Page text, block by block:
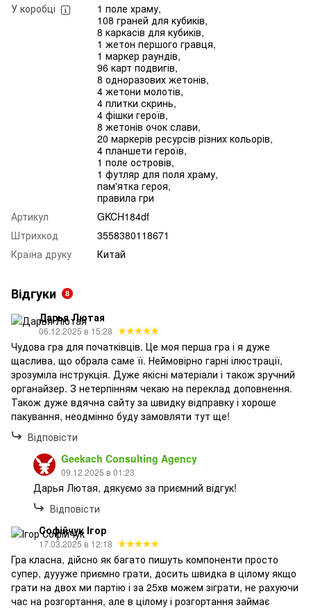
У коробці
1 поле храму,
108 граней для кубиків,
8 каркасів для кубиків,
1 жетон першого гравця,
1 маркер раундів,
96 карт подвигів,
8 одноразових жетонів,
4 жетони молотів,
4 плитки скринь,
4 фішки героїв,
8 жетонів очок слави,
20 маркерів ресурсів різних кольорів,
4 планшети героїв,
1 поле островів,
1 футляр для поля храму,
пам'ятка героя,
правила гри
Артикул
GKCH184df
Штрихкод
3558380118671
Країна друку
Китай
Відгуки 8
Дарья Лютая
06.12.2025 в 15:28
Чудова гра для початківців. Це моя перша гра і я дуже
щаслива, що обрала саме її. Неймовірно гарні ілюстрації,
зрозуміла інструкція. Дуже якісні матеріали і також зручний
органайзер. З нетерпінням чекаю на переклад доповнення.
Також дуже вдячна сайту за швидку відправку і хороше
пакування, неодмінно буду замовляти тут ще!
Відповісти
Geekach Consulting Agency
09.12.2025 в 01:23
Дарья Лютая, дякуємо за приємний відгук!
Відповісти
Софійчук Ігор
17.03.2025 в 12:18
Гра класна, дійсно як багато пишуть компоненти просто
супер, дуууже приємно грати, досить швидка в цілому якщо
грати на двох ми партію і за 25хв можем зіграти, не рахуючи
час на розгортання, але в цілому і розгортання займає